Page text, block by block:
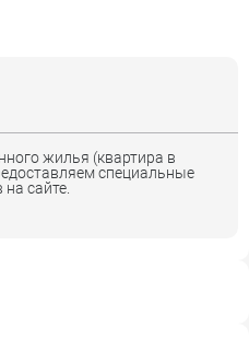
жилья (квартира в
специальные
сайте.